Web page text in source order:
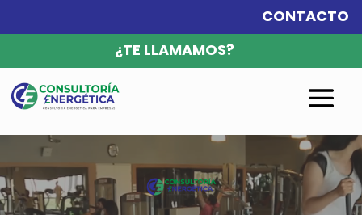
CONTACTO
¿TE LLAMAMOS?
Reproductor
de